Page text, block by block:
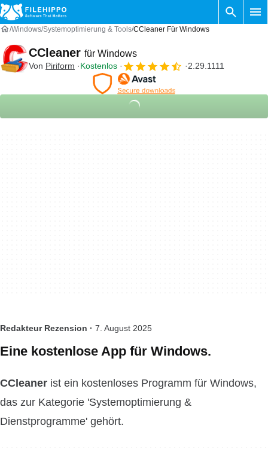
Windows Systemoptimierung & Tools CCleaner Für Windows
CCleaner für Windows
Von Piriform Kostenlos 2.29.1111
Redakteur Rezension · 7. August 2025
Eine kostenlose App für Windows.
CCleaner ist ein kostenloses Programm für Windows,
das zur Kategorie 'Systemoptimierung &
Dienstprogramme' gehört.